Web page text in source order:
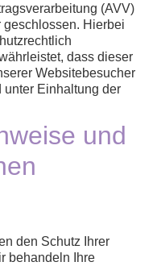
(AVV)
geschlossen. Hierbei
dass dieser
Websitebesucher
unter Einhaltung der
und
den Schutz Ihrer
behandeln Ihre